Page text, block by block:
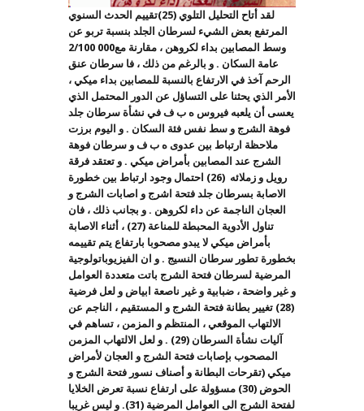
لقد أتاح التحليل التلوي (25)تقييم الحدث السنوي
المرتفع بعض الشيء لسرطان الجلد بنسبة تربو عن
2/100 000وسط المصابين بداء لكروهن ، مقارنة مع
عامة السكان . و بالرغم من ذلك ، فا سرطان عنق
الرحم آخذ في الارتفاع بالنسبة للمصابين بداء ميكي ،
الأمر الذي يحثنا على التساؤل عن الدور المحتمل الذي
يعسى أن يلعبه فيروس ه ب ف في نشأة سرطان جلد
فوهة الشرج و سط نفس فئة السكان . و اليوم برزت
ملاحظة ارتباط بين عدوى ه ب ف و سرطان فوهة
الشرج عند المصابين بأمراض ميكي . و تعتقد فرقة
رويل و زملائه (26) احتمال وجود ارتباط بين خطورة
الاصابة بسرطان جلد فتحة اشرج و اصابات الشرج و
العجان الناجمة عن داء لكروهن . و بجانب ذلك ، فان
تناول الأدوية المحبطة للمناعة (27) ، أثناء الاصابة
بأمراض ميكي لا يبدو مصحوبا بارتفاع يتم تقييمه
بخطورة تطور سرطان النسيج . و ان الفيزيوباتولوجية
المرضية لسرطان فتحة الشرج باتت متعددة العوامل
و غير واضحة ، ضبابية و غير ناصعة ابياض و لعل فرضية
(28) تغيير بطانة فتحة الشرج و المستقيم ، الناجم عن
الالتهاب الموقعي ، المنتظم و المزمن ، تساهم في
آليات نشأة السرطان (29) . و لعل الالتهاب المزمن
المصحوب بإصابات فتحة الشرج و العجان لأمراض
ميكي (تقرحات البطانة و أصناف نسور فتحة الشرج و
الحوض (30) مسؤولة على ارتفاع نسبة تعرض الخلايا
لفتحة الشرج الى العوامل المرضية (31). و ليس غريبا